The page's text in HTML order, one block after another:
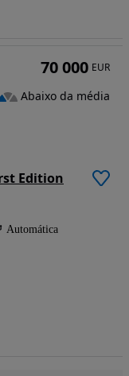
Edition
Automática
70 000 EUR
Abaixo da média